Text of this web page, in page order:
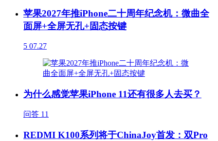
苹果2027年推iPhone二十周年纪念机：微曲全
面屏+全屏无孔+固态按键
5 07.27
为什么感觉苹果iPhone 11还有很多人去买？
问答 11
REDMI K100系列将于ChinaJoy首发：双Pro